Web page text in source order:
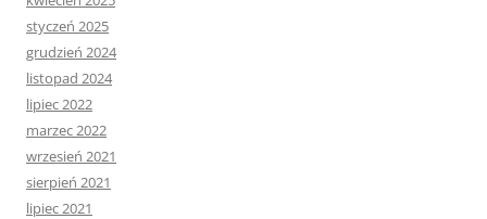
styczeń 2025
grudzień 2024
listopad 2024
lipiec 2022
marzec 2022
wrzesień 2021
sierpień 2021
lipiec 2021